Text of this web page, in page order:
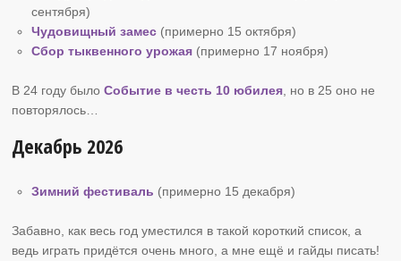
сентября)
Чудовищный замес (примерно 15 октября)
Сбор тыквенного урожая (примерно 17 ноября)
В 24 году былоСобытие в честь 10 юбилея , но в 25 оно не
повторялось…
Декабрь 2026
Зимний фестиваль (примерно 15 декабря)
Забавно, как весь год уместился в такой короткий список, а
ведь играть придётся очень много, а мне ещё и гайды писать!